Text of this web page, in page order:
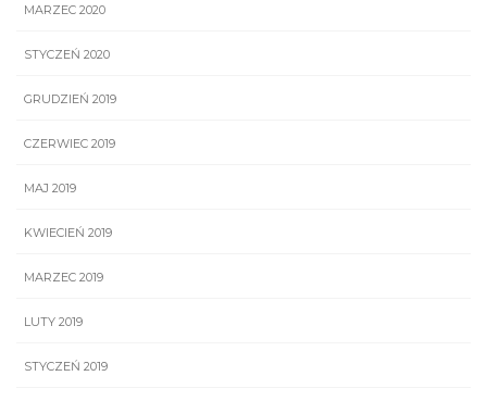
MARZEC 2020
STYCZEŃ 2020
GRUDZIEŃ 2019
CZERWIEC 2019
MAJ 2019
KWIECIEŃ 2019
MARZEC 2019
LUTY 2019
STYCZEŃ 2019